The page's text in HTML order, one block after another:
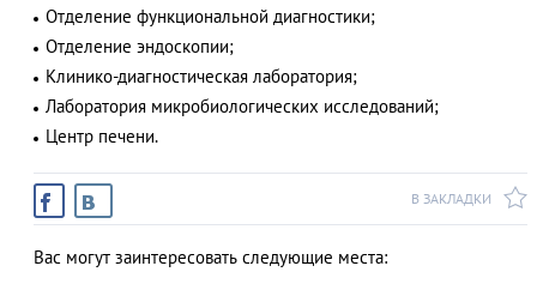
Отделение функциональной диагностики;
Отделение эндоскопии;
Клинико-диагностическая лаборатория;
Лаборатория микробиологических исследований;
Центр печени.
В ЗАКЛАДКИ
Вас могут заинтересовать следующие места: